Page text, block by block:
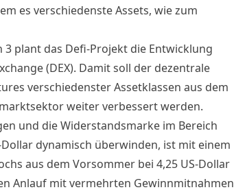
es verschiedenste Assets, wie zum
plant das Defi-Projekt die Entwicklung
(DEX). Damit soll der dezentrale
verschiedenster Assetklassen aus dem
weiter verbessert werden.
und die Widerstandsmarke im Bereich
Dollar dynamisch überwinden, ist mit einem
aus dem Vorsommer bei 4,25 US-Dollar
Anlauf mit vermehrten Gewinnmitnahmen